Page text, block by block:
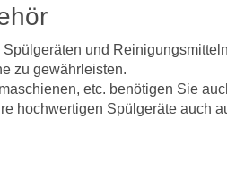
und
zu gewährleisten.
etc. benötigen Sie
hochwertigen Spülgeräte auch